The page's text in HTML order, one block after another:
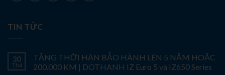
TIN TỨC
30
Th4
TĂNG THỜI HẠN BẢO HÀNH LÊN 5 NĂM HOẶC
200.000 KM | DOTHANH IZ Euro 5 và IZ650 Series